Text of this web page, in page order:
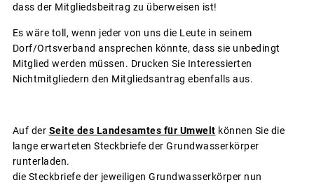
dass der Mitgliedsbeitrag zu überweisen ist!
Es wäre toll, wenn jeder von uns die Leute in seinem
Dorf/Ortsverband ansprechen könnte, dass sie unbedingt
Mitglied werden müssen. Drucken Sie Interessierten
Nichtmitgliedern den Mitgliedsantrag ebenfalls aus.
Auf der Seite des Landesamtes für Umwelt können Sie die
lange erwarteten Steckbriefe der Grundwasserkörper
runterladen.
die Steckbriefe der jeweiligen Grundwasserkörper nun